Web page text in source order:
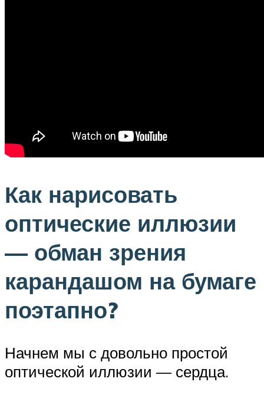
Как нарисовать
оптические иллюзии
— обман зрения
карандашом на бумаге
поэтапно?
Начнем мы с довольно простой
оптической иллюзии — сердца.